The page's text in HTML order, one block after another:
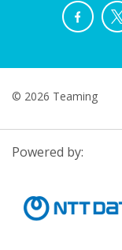
© 2026 Teaming
Powered by: